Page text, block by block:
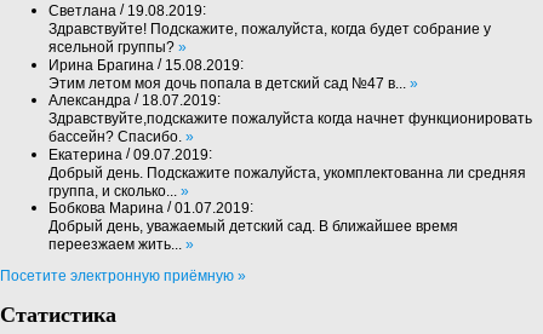
Светлана / 19.08.2019:
Здравствуйте! Подскажите, пожалуйста, когда будет собрание у
ясельной группы? »
Ирина Брагина / 15.08.2019:
Этим летом моя дочь попала в детский сад №47 в... »
Александра / 18.07.2019:
Здравствуйте,подскажите пожалуйста когда начнет функционировать
бассейн? Спасибо. »
Екатерина /09.07.2019:
Добрый день. Подскажите пожалуйста, укомплектованна ли средняя
группа, и сколько... »
Бобкова Марина /01.07.2019:
Добрый день, уважаемый детский сад. В ближайшее время
переезжаем жить... »
Посетите электронную приёмную »
Статистика